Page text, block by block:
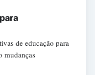
de educação para
mudanças